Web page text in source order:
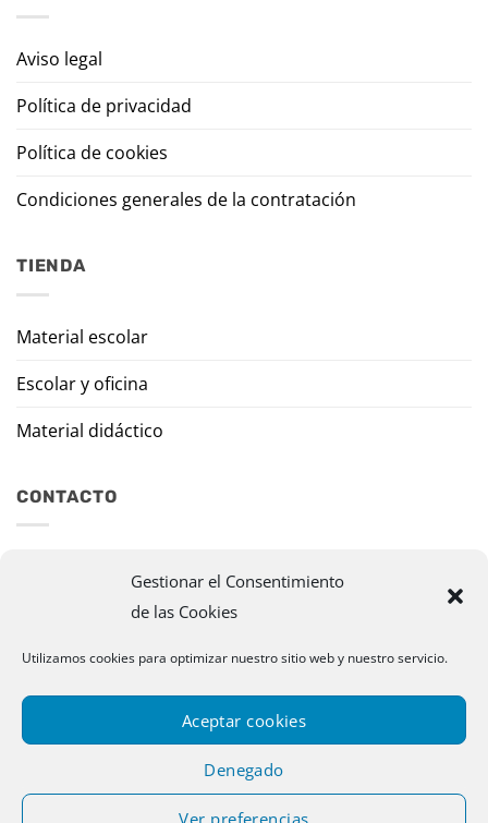
Gestionar el Consentimiento
de las Cookies
Utilizamos cookies para optimizar nuestro sitio web y nuestro servicio.
Aceptar cookies
Denegado
Ver preferencias
Aviso legal
Política de privacidad
Política de cookies
Condiciones generales de la contratación
TIENDA
Material escolar
Escolar y oficina
Material didáctico
CONTACTO
murazpi@murazpi.com
948 234 436 – 623 195 518